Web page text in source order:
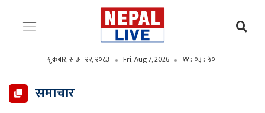
शुक्रबार, साउन २२, २०८३ Fri, Aug 7, 2026 ११ : ०३ : ५१
समाचार